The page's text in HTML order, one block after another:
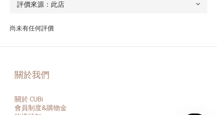
尚未有任何評價
關於我們
關於 CUBi
會員制度&購物金